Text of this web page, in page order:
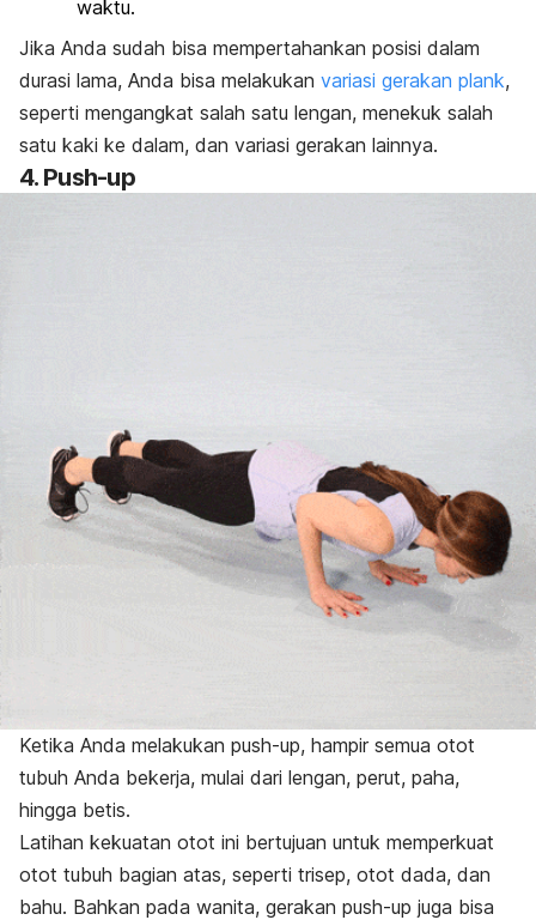
waktu.
Jika Anda sudah bisa mempertahankan posisi dalam
durasi lama, Anda bisa melakukan variasi gerakan plank,
seperti mengangkat salah satu lengan, menekuk salah
satu kaki ke dalam, dan variasi gerakan lainnya.
4. Push-up
Ketika Anda melakukan push-up, hampir semua otot
tubuh Anda bekerja, mulai dari lengan, perut, paha,
hingga betis.
Latihan kekuatan otot ini bertujuan untuk memperkuat
otot tubuh bagian atas, seperti trisep, otot dada, dan
bahu. Bahkan pada wanita, gerakan push-up juga bisa